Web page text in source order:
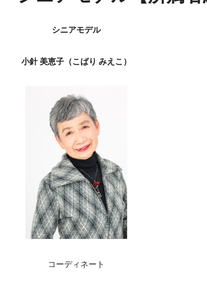
シニアモデル
小針 美恵子（こばり みえこ）
コーディネート